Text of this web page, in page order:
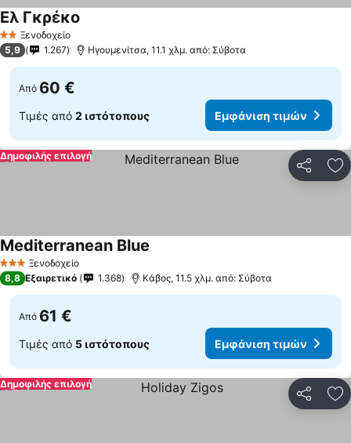
2 ΑστέριαΞενοδοχείο
Ελ Γκρέκο
5,9 1.267 Ηγουμενίτσα, 11.1 χλμ. από: Σύβοτα
Από 60 €
Τιμές από 2 ιστότοπους Εμφάνιση τιμών
Δημοφιλής επιλογή
3 ΑστέριαΞενοδοχείο
Mediterranean Blue
8,8 Εξαιρετικό 1.368 Κάβος, 11.5 χλμ. από: Σύβοτα
Από 61 €
Τιμές από 5 ιστότοπους Εμφάνιση τιμών
Δημοφιλής επιλογή